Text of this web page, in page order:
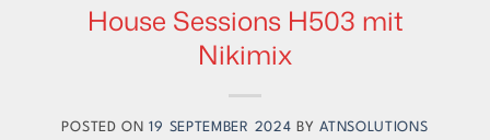
House Sessions H503 mit
Nikimix
POSTED ON19 SEPTEMBER 2024 BYATNSOLUTIONS